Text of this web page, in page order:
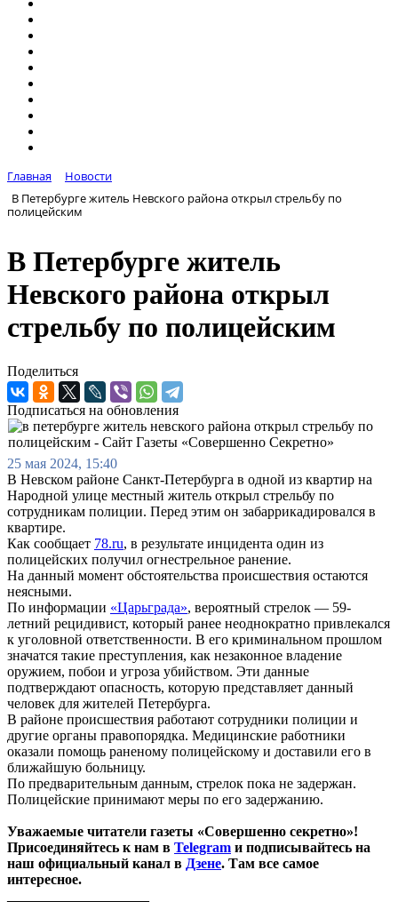
Главная
Новости
В Петербурге житель Невского района открыл стрельбу по
полицейским
В Петербурге житель
Невского района открыл
стрельбу по полицейским
Поделиться
Подписаться на обновления
25 мая 2024, 15:40
В Невском районе Санкт-Петербурга в одной из квартир на
Народной улице местный житель открыл стрельбу по
сотрудникам полиции. Перед этим он забаррикадировался в
квартире.
Как сообщает 78.ru, в результате инцидента один из
полицейских получил огнестрельное ранение.
На данный момент обстоятельства происшествия остаются
неясными.
По информации «Царьграда», вероятный стрелок — 59-
летний рецидивист, который ранее неоднократно привлекался
к уголовной ответственности. В его криминальном прошлом
значатся такие преступления, как незаконное владение
оружием, побои и угроза убийством. Эти данные
подтверждают опасность, которую представляет данный
человек для жителей Петербурга.
В районе происшествия работают сотрудники полиции и
другие органы правопорядка. Медицинские работники
оказали помощь раненому полицейскому и доставили его в
ближайшую больницу.
По предварительным данным, стрелок пока не задержан.
Полицейские принимают меры по его задержанию.
Уважаемые читатели газеты «Совершенно секретно»!
Присоединяйтесь к нам в Telegram и подписывайтесь на
наш официальный канал в Дзене. Там все самое
интересное.